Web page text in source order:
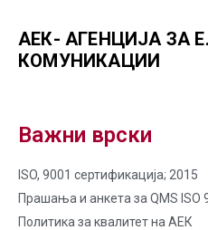
АЕК- АГЕНЦИЈА ЗА
КОМУНИКАЦИИ
Важни врски
ISO, 9001 сертификација; 2015
Прашања и анкета за QMS ISO
Политика за квалитет на AЕК